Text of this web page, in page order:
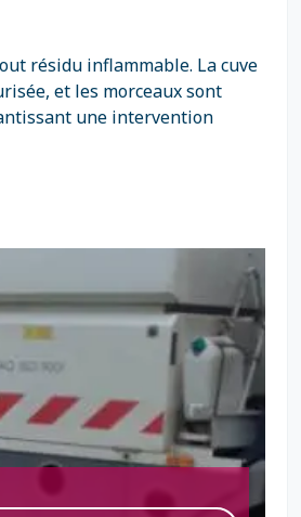
résidu inflammable. La cuve
et les morceaux sont
une intervention